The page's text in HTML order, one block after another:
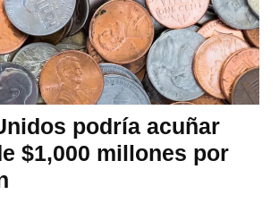
podría acuñar
$1,000 millones por